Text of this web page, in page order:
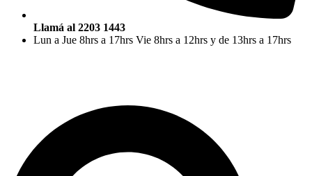
Llamá al 2203 1443
Lun a Jue 8hrs a 17hrs Vie 8hrs a 12hrs y de 13hrs a 17hrs